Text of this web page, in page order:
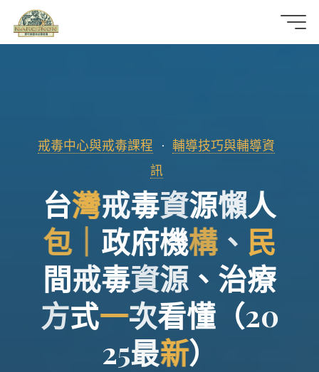
雲
戒
毒
機
構
台
灣
戒毒中心與戒毒課程
輔導技巧與輔導資
訊
台灣戒毒資源懶人
包｜ 政府機構 、 民
間戒毒資源 、 治療
方式一次看懂（20
25最新）